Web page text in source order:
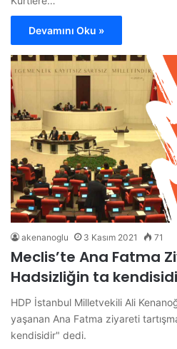
Devamını Oku »
akenanoglu 3 Kasım 2021 71
Meclis’te Ana Fatma
Hadsizliğin ta
HDP İstanbul Milletvekili Ali
yaşanan Ana Fatma ziyareti
kendisidir" dedi.